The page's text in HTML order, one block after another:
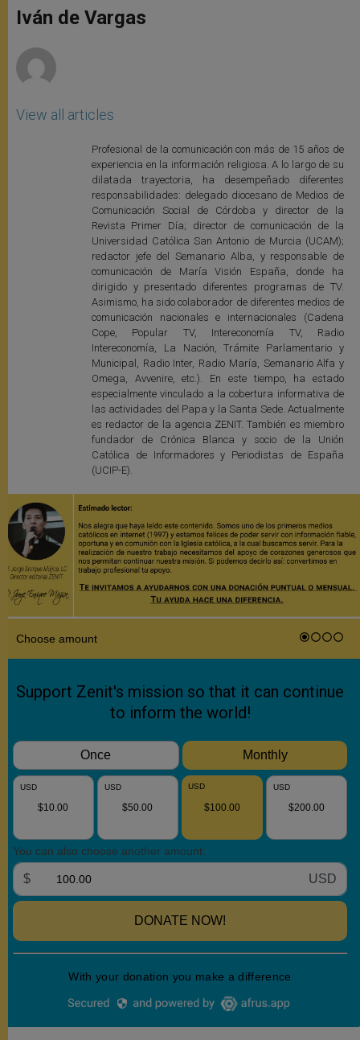
p
p
g
e
o
k
r
Iván de Vargas
View all articles
Profesional de la comunicación con más de 15 años de
experiencia en la información religiosa. A lo largo de su
dilatada trayectoria, ha desempeñado diferentes
responsabilidades: delegado diocesano de Medios de
Comunicación Social de Córdoba y director de la
Revista Primer Día; director de comunicación de la
Universidad Católica San Antonio de Murcia (UCAM);
redactor jefe del Semanario Alba, y responsable de
comunicación de María Visión España, donde ha
dirigido y presentado diferentes programas de TV.
Asimismo, ha sido colaborador de diferentes medios de
comunicación nacionales e internacionales (Cadena
Cope, Popular TV, Intereconomía TV, Radio
Intereconomía, La Nación, Trámite Parlamentario y
Municipal, Radio Inter, Radio María, Semanario Alfa y
Omega, Avvenire, etc.). En este tiempo, ha estado
especialmente vinculado a la cobertura informativa de
las actividades del Papa y la Santa Sede. Actualmente
es redactor de la agencia ZENIT. También es miembro
fundador de Crónica Blanca y socio de la Unión
Católica de Informadores y Periodistas de España
(UCIP-E).